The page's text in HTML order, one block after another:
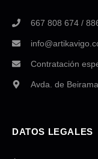
667 808 674 /
Contratación
Avda. de
DATOS LEGALES